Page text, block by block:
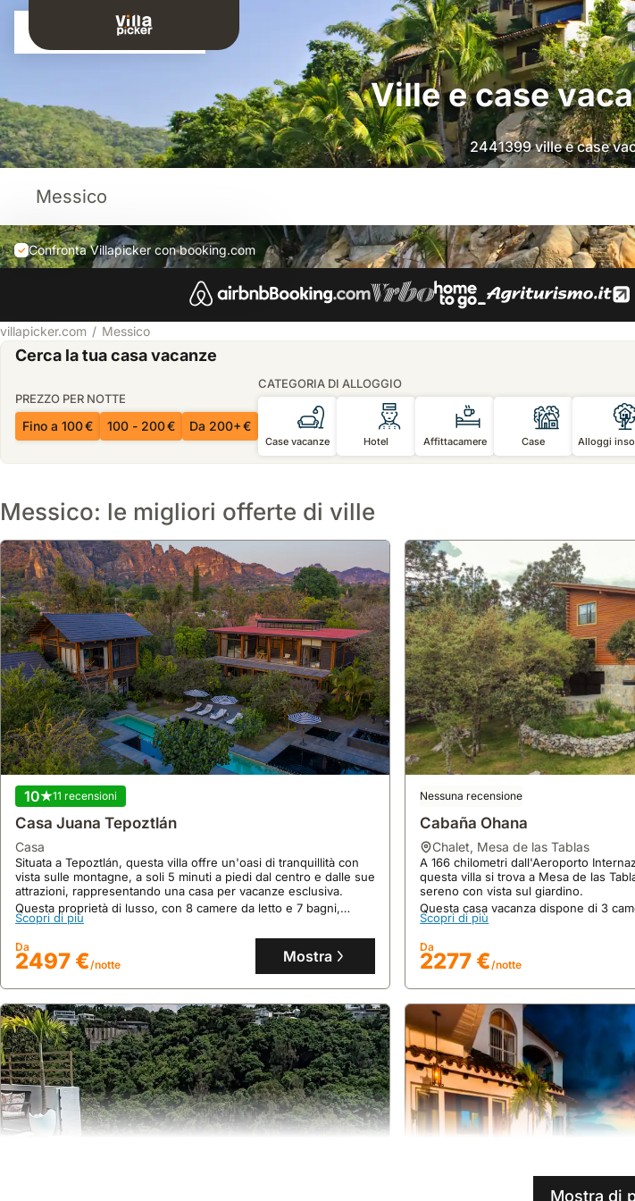
Connessione
Ville e case
2441399 ville e case
Confronta Villapicker con booking.com
villapicker.com Messico
Cerca la tua casa vacanze
PREZZO PER NOTTE
Fino a 100 € 100 - 200 € Da 200+ €
CATEGORIA DI ALLOGGIO
Case vacanze Hotel Affittacamere Case Alloggi
Messico: le migliori offerte di ville
10 11 recensioni
Casa Juana Tepoztlán
casa
Situata a Tepoztlán, questa villa offre un'oasi di tranquillità con
vista sulle montagne, a soli 5 minuti a piedi dal centro e dalle sue
attrazioni, rappresentando una casa per vacanze esclusiva.
Questa proprietà di lusso, con 8 camere da letto e 7 bagni,
ospita comodamente fino a 16 persone, offrendo una piscina,
jacuzzi, sauna, campo da pickleball e la possibilità di esperienze
culinarie private.
Scopri di più
Da
2497 €/notte Mostra
Nessuna recensione
Cabaña Ohana
chalet, Mesa de las Tablas
A 166 chilometri dall'Aeroporto
questa villa si trova a Mesa de las
sereno con vista sul giardino.
Questa casa vacanza dispone di 3
può ospitare fino a 19 persone, con
attrezzata e una spaziosa terrazza
Scopri di più
Da
2277 €/notte
Mostra di